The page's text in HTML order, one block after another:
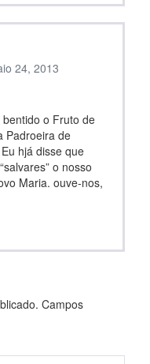
24, 2013
o Fruto de
Padroeira de
hjá disse que
o nosso
Maria. ouve-nos,
Campos